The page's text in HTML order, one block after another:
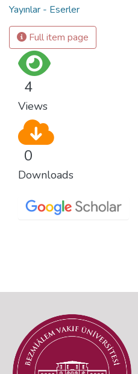
Yayınlar - Eserler
Full item page
4
Views
0
Downloads